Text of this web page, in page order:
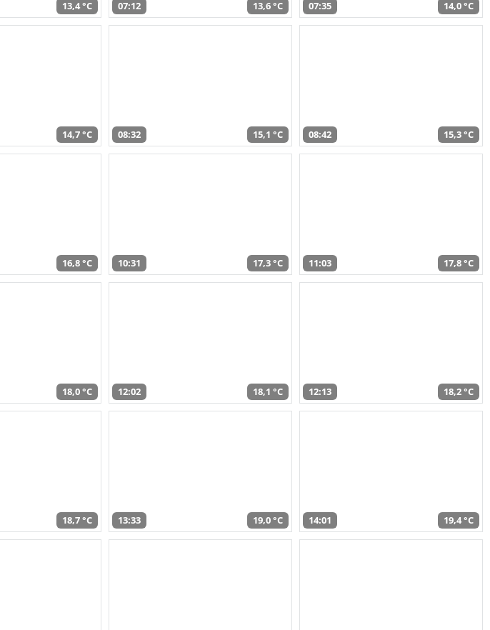
13,4 °C 07:12 13,6 °C 07:35 14,0 °C
14,7 °C 08:32 15,1 °C 08:42 15,3 °C
16,8 °C 10:31 17,3 °C 11:03 17,8 °C
18,0 °C 12:02 18,1 °C 12:13 18,2 °C
18,7 °C 13:33 19,0 °C 14:01 19,4 °C